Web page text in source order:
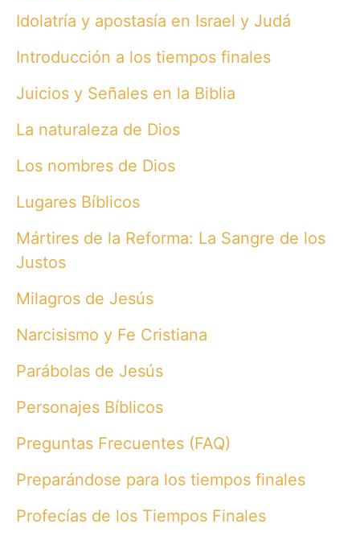
Idolatría y apostasía en Israel y Judá
Introducción a los tiempos finales
Juicios y Señales en la Biblia
La naturaleza de Dios
Los nombres de Dios
Lugares Bíblicos
Mártires de la Reforma: La Sangre de los
Justos
Milagros de Jesús
Narcisismo y Fe Cristiana
Parábolas de Jesús
Personajes Bíblicos
Preguntas Frecuentes (FAQ)
Preparándose para los tiempos finales
Profecías de los Tiempos Finales